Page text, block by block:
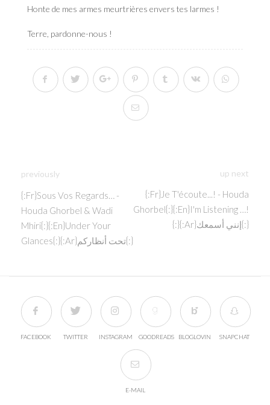
Honte de mes armes meurtrières envers tes larmes !
Terre, pardonne-nous !
previously
{:fr}Sous Vos Regards… -
Houda Ghorbel & Wadi
Mhiri{:}{:en}under Your
Glances{:}{:ar}تحت أنظاركم{:}
up next
{:fr}Je T'écoute...! - Houda
Ghorbel{:}{:en}I'm Listening …!
{:}{:ar}إنني أسمعك{:}
FACEBOOK TWITTER INSTAGRAM GOODREADS BLOGLOVIN SNAPCHAT
E-MAIL